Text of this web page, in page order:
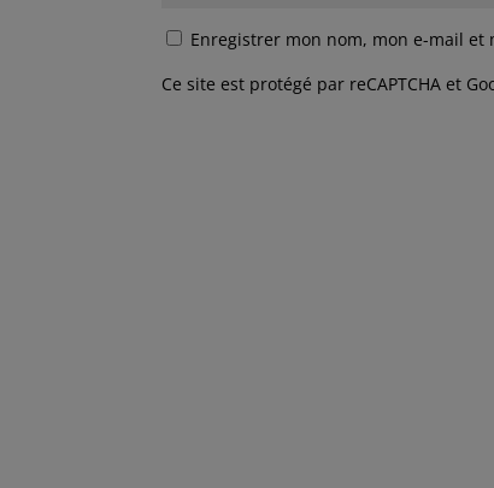
Enregistrer mon nom, mon e-mail
Ce site est protégé par reCAPTCHA et